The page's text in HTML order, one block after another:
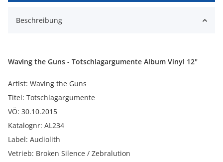
Beschreibung
Waving the Guns - Totschlagargumente Album Vinyl 12"
Artist: Waving the Guns
Titel: Totschlagargumente
VÖ: 30.10.2015
Katalognr: AL234
Label: Audiolith
Vetrieb: Broken Silence / Zebralution